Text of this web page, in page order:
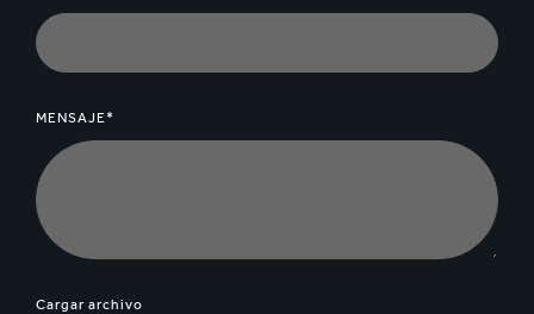
MENSAJE*
Cargar archivo